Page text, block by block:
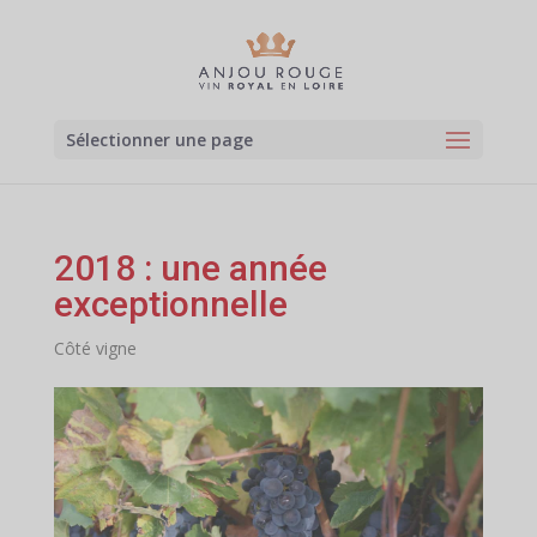
Sélectionner une page
2018 : une année
exceptionnelle
Côté vigne